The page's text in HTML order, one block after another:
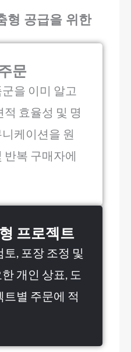
형 공급을 위한
문
을 이미 알고
효율성 및 명
케이션을 원
반복 구매자에
프로젝트
, 포장 조정 및
개인 상표, 도
트별 주문에 적